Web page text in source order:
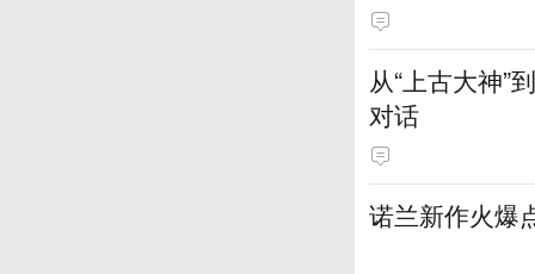
从“上古大神”
对话
诺兰新作火爆